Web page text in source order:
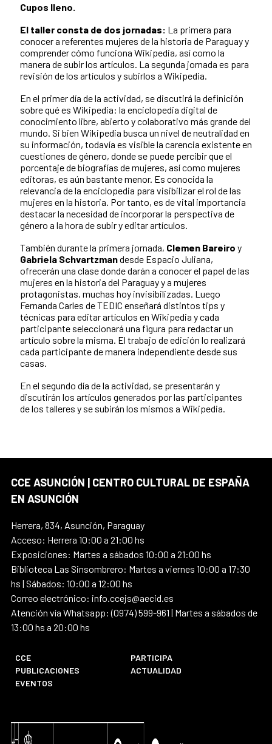
Cupos lleno.
El taller consta de dos jornadas: La primera para
conocer a referentes mujeres de la historia de Paraguay y
comprender cómo funciona Wikipedia, así como la
manera de subir los artículos. La segunda jornada es para
revisión de los artículos y subirlos a Wikipedia.
En el primer día de la actividad, se discutirá la definición
sobre qué es Wikipedia: la enciclopedia digital de
conocimiento libre, abierto y colaborativo más grande del
mundo. Si bien Wikipedia busca un nivel de neutralidad en
su información, todavía es visible la carencia existente en
cuestiones de género, donde se puede percibir que el
porcentaje de biografías de mujeres, así como mujeres
editoras, es aún bastante menor. Es conocida la
relevancia de la enciclopedia para visibilizar el rol de las
mujeres en la historia. Por tanto, es de vital importancia
destacar la necesidad de incorporar la perspectiva de
género a la hora de subir y editar artículos.
También durante la primera jornada, Clemen Bareiro y
Gabriela Schvartzmandesde Espacio Juliana,
ofrecerán una clase donde darán a conocer el papel de las
mujeres en la historia del Paraguay y a mujeres
protagonistas, muchas hoy invisibilizadas. Luego
Fernanda Carles de TEDIC enseñará distintos tips y
técnicas para editar artículos en Wikipedia y cada
participante seleccionará una figura para redactar un
artículo sobre la misma. El trabajo de edición lo realizará
cada participante de manera independiente desde sus
casas.
En el segundo día de la actividad, se presentarán y
discutirán los artículos generados por las participantes
de los talleres y se subirán los mismos a Wikipedia.
CCE ASUNCIÓN | CENTRO CULTURAL DE ESPAÑA
EN ASUNCIÓN
Herrera, 834, Asunción, Paraguay
Acceso: Herrera 10:00 a 21:00 hs
Exposiciones: Martes a sábados 10:00 a 21:00 hs
Biblioteca Las Sinsombrero: Martes a viernes 10:00 a 17:30
hs | Sábados: 10:00 a 12:00 hs
Correo electrónico: info.ccejs@aecid.es
Atención vía Whatsapp: (0974) 599-961 | Martes a sábados de
13:00 hs a 20:00 hs
CCE
PARTICIPA
PUBLICACIONES
ACTUALIDAD
EVENTOS